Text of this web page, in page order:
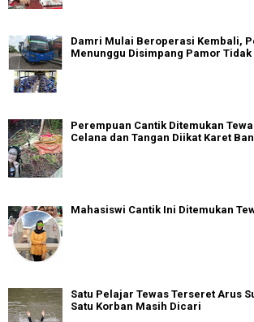
Damri Mulai Beroperasi Kembali,
Menunggu Disimpang Pamor
Perempuan Cantik Ditemukan
Celana dan Tangan Diikat Karet Ban
Mahasiswi Cantik Ini Ditemukan
Satu Pelajar Tewas Terseret Arus
Satu Korban Masih Dicari